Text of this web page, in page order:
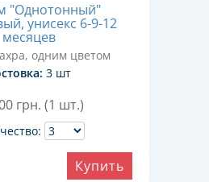
"Однотонный"
унисекс 6-9-12
месяцев
одним цветом
3 шт
грн. (1 шт.)
Купить